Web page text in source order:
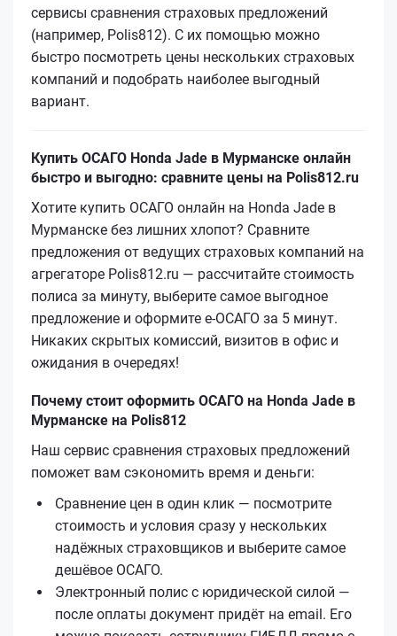
сервисы сравнения страховых предложений
(например, Polis812). С их помощью можно
быстро посмотреть цены нескольких страховых
компаний и подобрать наиболее выгодный
вариант.
Купить ОСАГО Honda Jade в Мурманске онлайн
быстро и выгодно: сравните цены на Polis812.ru
Хотите купить ОСАГО онлайн на Honda Jade в
Мурманске без лишних хлопот? Сравните
предложения от ведущих страховых компаний на
агрегаторе Polis812.ru — рассчитайте стоимость
полиса за минуту, выберите самое выгодное
предложение и оформите е‑ОСАГО за 5 минут.
Никаких скрытых комиссий, визитов в офис и
ожидания в очередях!
Почему стоит оформить ОСАГО на Honda Jade в
Мурманске на Polis812
Наш сервис сравнения страховых предложений
поможет вам сэкономить время и деньги:
Сравнение цен в один клик — посмотрите
стоимость и условия сразу у нескольких
надёжных страховщиков и выберите самое
дешёвое ОСАГО.
Электронный полис с юридической силой —
после оплаты документ придёт на email. Его